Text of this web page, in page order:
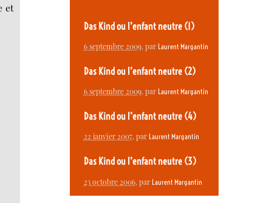
et
Das Kind ou l’enfant neutre (1)
6 septembre 2009, par Laurent Margantin
Das Kind ou l’enfant neutre (2)
6 septembre 2009, par Laurent Margantin
Das Kind ou l’enfant neutre (4)
22 janvier 2007, par Laurent Margantin
Das Kind ou l’enfant neutre (3)
23 octobre 2006, par Laurent Margantin